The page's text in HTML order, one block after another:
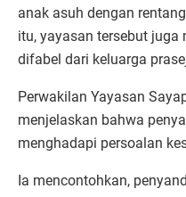
anak asuh dengan
itu, yayasan tersebut
difabel dari keluarga
Perwakilan Yayasan
menjelaskan bahwa
menghadapi persoalan
Ia mencontohkan,